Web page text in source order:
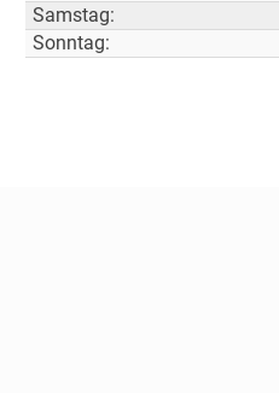
Samstag:
Sonntag: